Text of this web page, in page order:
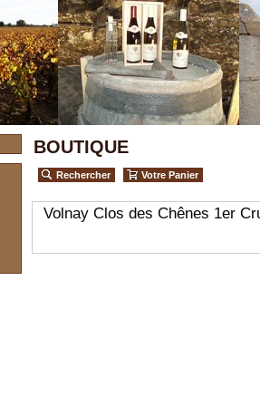
BOUTIQUE
Rechercher Votre Panier
Volnay Clos des Chênes 1er